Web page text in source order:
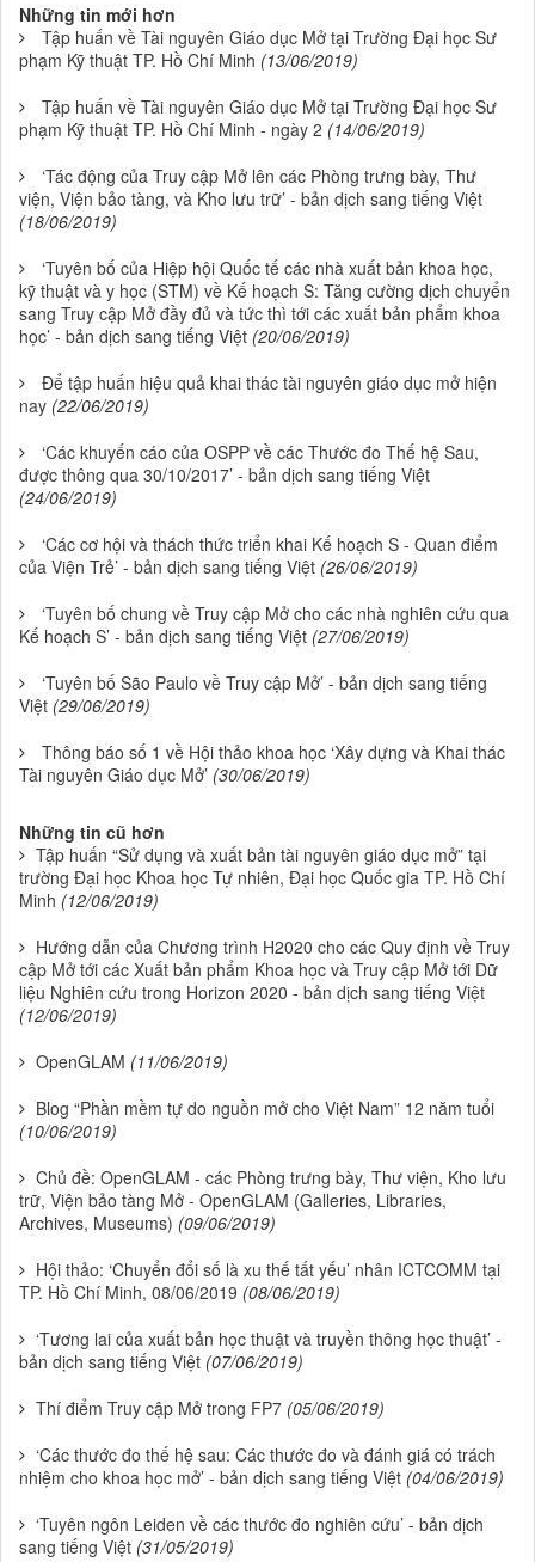
Những tin mới hơn
Tập huấn về Tài nguyên Giáo dục Mở tại Trường Đại học Sư
phạm Kỹ thuật TP. Hồ Chí Minh (13/06/2019)
Tập huấn về Tài nguyên Giáo dục Mở tại Trường Đại học Sư
phạm Kỹ thuật TP. Hồ Chí Minh - ngày 2 (14/06/2019)
‘Tác động của Truy cập Mở lên các Phòng trưng bày, Thư
viện, Viện bảo tàng, và Kho lưu trữ’ - bản dịch sang tiếng Việt
(18/06/2019)
‘Tuyên bố của Hiệp hội Quốc tế các nhà xuất bản khoa học,
kỹ thuật và y học (STM) về Kế hoạch S: Tăng cường dịch chuyển
sang Truy cập Mở đầy đủ và tức thì tới các xuất bản phẩm khoa
học’ - bản dịch sang tiếng Việt (20/06/2019)
Để tập huấn hiệu quả khai thác tài nguyên giáo dục mở hiện
nay (22/06/2019)
‘Các khuyến cáo của OSPP về các Thước đo Thế hệ Sau,
được thông qua 30/10/2017’ - bản dịch sang tiếng Việt
(24/06/2019)
‘Các cơ hội và thách thức triển khai Kế hoạch S - Quan điểm
của Viện Trẻ’ - bản dịch sang tiếng Việt (26/06/2019)
‘Tuyên bố chung về Truy cập Mở cho các nhà nghiên cứu qua
Kế hoạch S’ - bản dịch sang tiếng Việt (27/06/2019)
‘Tuyên bố São Paulo về Truy cập Mở’ - bản dịch sang tiếng
Việt (29/06/2019)
Thông báo số 1 về Hội thảo khoa học ‘Xây dựng và Khai thác
Tài nguyên Giáo dục Mở’ (30/06/2019)
Những tin cũ hơn
Tập huấn “Sử dụng và xuất bản tài nguyên giáo dục mở” tại
trường Đại học Khoa học Tự nhiên, Đại học Quốc gia TP. Hồ Chí
Minh (12/06/2019)
Hướng dẫn của Chương trình H2020 cho các Quy định về Truy
cập Mở tới các Xuất bản phẩm Khoa học và Truy cập Mở tới Dữ
liệu Nghiên cứu trong Horizon 2020 - bản dịch sang tiếng Việt
(12/06/2019)
OpenGLAM (11/06/2019)
Blog “Phần mềm tự do nguồn mở cho Việt Nam” 12 năm tuổi
(10/06/2019)
Chủ đề: OpenGLAM - các Phòng trưng bày, Thư viện, Kho lưu
trữ, Viện bảo tàng Mở - OpenGLAM (Galleries, Libraries,
Archives, Museums) (09/06/2019)
Hội thảo: ‘Chuyển đổi số là xu thế tất yếu’ nhân ICTCOMM tại
TP. Hồ Chí Minh, 08/06/2019 (08/06/2019)
‘Tương lai của xuất bản học thuật và truyền thông học thuật’ -
bản dịch sang tiếng Việt (07/06/2019)
Thí điểm Truy cập Mở trong FP7 (05/06/2019)
‘Các thước đo thế hệ sau: Các thước đo và đánh giá có trách
nhiệm cho khoa học mở’ - bản dịch sang tiếng Việt (04/06/2019)
‘Tuyên ngôn Leiden về các thước đo nghiên cứu’ - bản dịch
sang tiếng Việt (31/05/2019)